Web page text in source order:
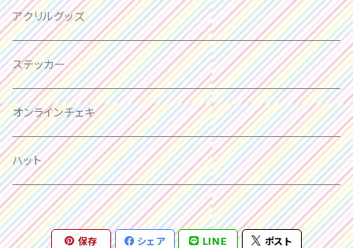
峰島こまき
西嶋菜々子
竹内月音
瀬戸みなみ
三好麗奈
アクリルグッズ
ステッカー
オンラインチェキ
ハット
保存 シェア LINE ポスト